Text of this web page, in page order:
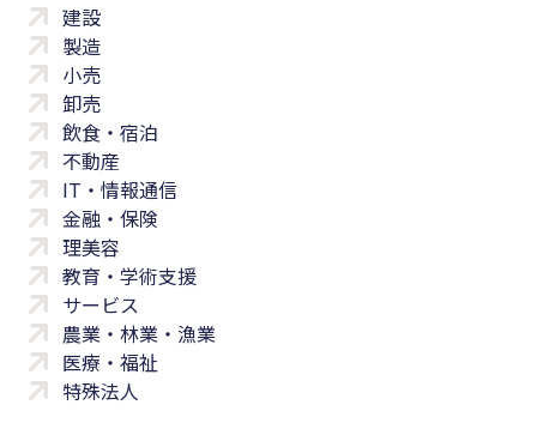
建設
製造
小売
卸売
飲食・宿泊
不動産
IT・情報通信
金融・保険
理美容
教育・学術支援
サービス
農業・林業・漁業
医療・福祉
特殊法人